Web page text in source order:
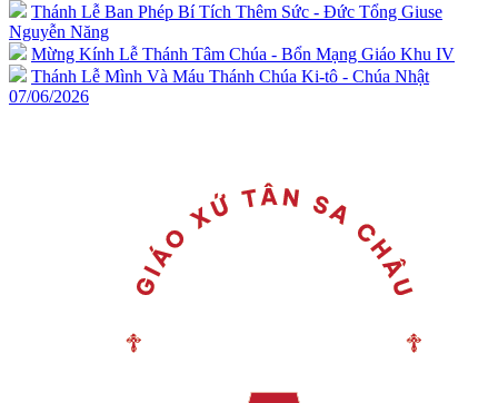
Thánh Lễ Ban Phép Bí Tích Thêm Sức - Đức Tổng Giuse
Nguyễn Năng
Mừng Kính Lễ Thánh Tâm Chúa - Bổn Mạng Giáo Khu IV
Thánh Lễ Mình Và Máu Thánh Chúa Ki-tô - Chúa Nhật
07/06/2026